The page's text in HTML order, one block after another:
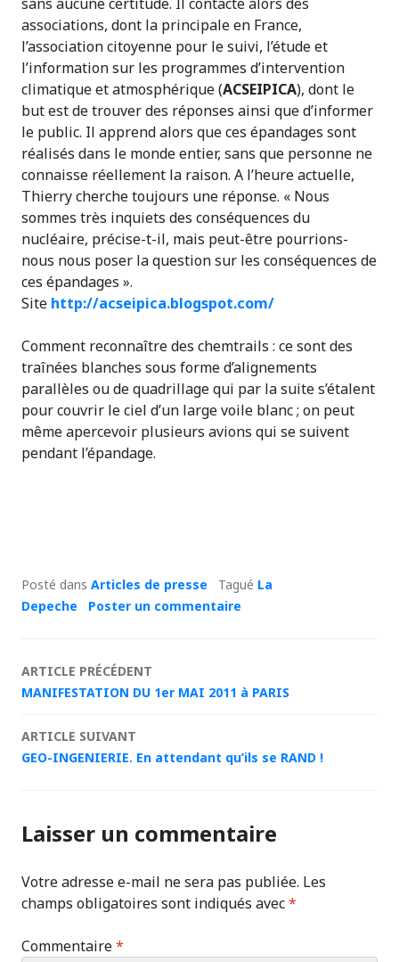
associations, dont la principale en France,
l’association citoyenne pour le suivi, l’étude et
l’information sur les programmes d’intervention
climatique et atmosphérique (ACSEIPICA), dont le
but est de trouver des réponses ainsi que d’informer
le public. Il apprend alors que ces épandages sont
réalisés dans le monde entier, sans que personne ne
connaisse réellement la raison. A l’heure actuelle,
Thierry cherche toujours une réponse. « Nous
sommes très inquiets des conséquences du
nucléaire, précise-t-il, mais peut-être pourrions-
nous nous poser la question sur les conséquences de
ces épandages ».
Site http://acseipica.blogspot.com/
Comment reconnaître des chemtrails : ce sont des
traînées blanches sous forme d’alignements
parallèles ou de quadrillage qui par la suite s’étalent
pour couvrir le ciel d’un large voile blanc ; on peut
même apercevoir plusieurs avions qui se suivent
pendant l’épandage.
Posté dans Articles de presse Tagué La
Depeche
Poster un commentaire
Navigation
articles
ARTICLE PRÉCÉDENT
MANIFESTATION DU 1er MAI 2011 à PARIS
ARTICLE SUIVANT
GEO-INGENIERIE. En attendant qu’ils se RAND !
Laisser un commentaire
Votre adresse e-mail ne sera pas publiée. Les
champs obligatoires sont indiqués avec*
Commentaire*